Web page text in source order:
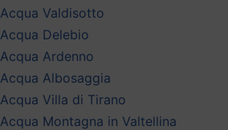
Valdisotto
Delebio
Ardenno
Albosaggia
Villa di Tirano
Montagna in Valtellina